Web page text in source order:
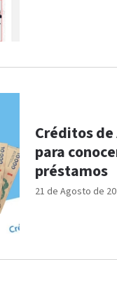
21 de Agosto de
Créditos de
para
préstamos